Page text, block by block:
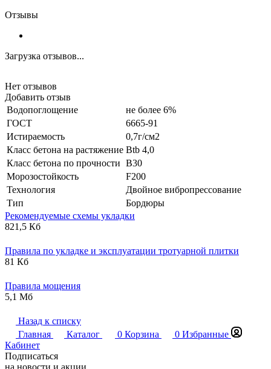
Отзывы
Загрузка отзывов...
Нет отзывов
Добавить отзыв
Водопоглощение
не более 6%
ГОСТ
6665-91
Истираемость
0,7г/см2
Класс бетона на растяжение Btb 4,0
Класс бетона по прочности B30
Морозостойкость
F200
Технология
Двойное вибропрессование
Тип
Бордюры
Рекомендуемые схемы укладки
821,5 Кб
Правила по укладке и эксплуатации тротуарной плитки
81 Кб
Правила мощения
5,1 Мб
Назад к списку
Главная
Каталог 0 Корзина 0 Избранные
Кабинет
Подписаться
на новости и акции